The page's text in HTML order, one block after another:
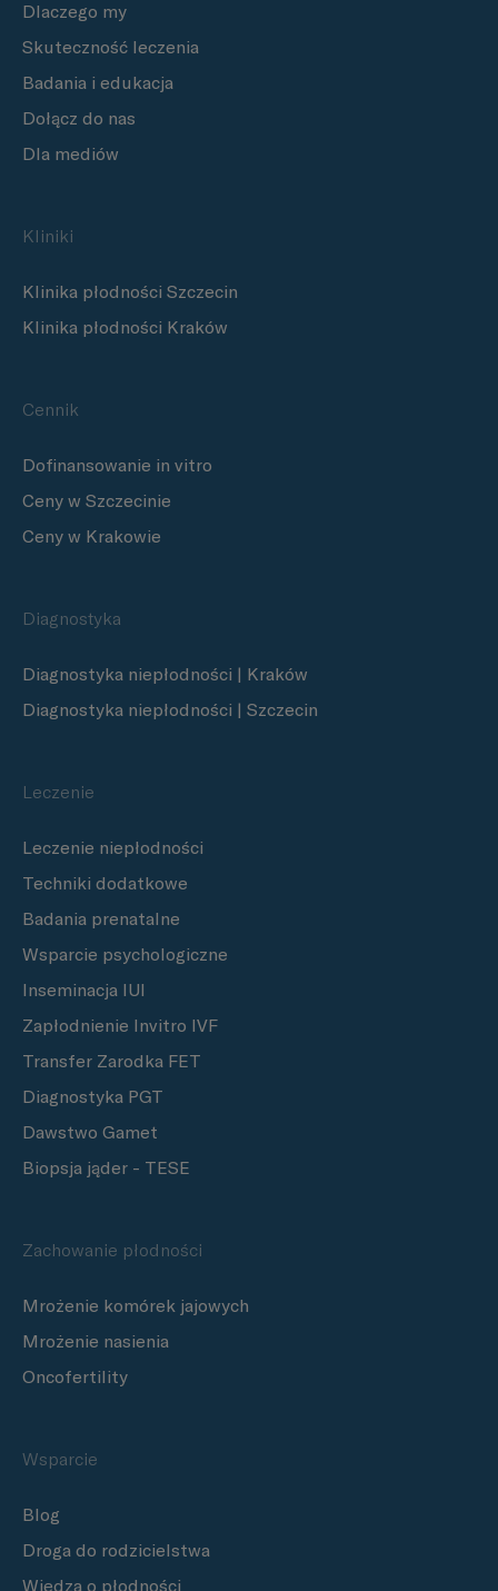
Dlaczego my
Skuteczność leczenia
Badania i edukacja
Dołącz do nas
Dla mediów
Kliniki
Klinika płodności Szczecin
Klinika płodności Kraków
Cennik
Dofinansowanie in vitro
Ceny w Szczecinie
Ceny w Krakowie
Diagnostyka
Diagnostyka niepłodności | Kraków
Diagnostyka niepłodności | Szczecin
Leczenie
Leczenie niepłodności
Techniki dodatkowe
Badania prenatalne
Wsparcie psychologiczne
Inseminacja IUI
Zapłodnienie Invitro IVF
Transfer Zarodka FET
Diagnostyka PGT
Dawstwo Gamet
Biopsja jąder - TESE
Zachowanie płodności
Mrożenie komórek jajowych
Mrożenie nasienia
Oncofertility
Wsparcie
Blog
Droga do rodzicielstwa
Wiedza o płodności